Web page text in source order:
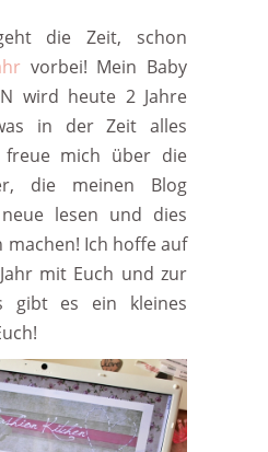
die Zeit, schon
vorbei! Mein Baby
wird heute 2 Jahre
in der Zeit alles
mich über die
die meinen Blog
lesen und dies
machen! Ich hoffe auf
mit Euch und zur
gibt es ein kleines